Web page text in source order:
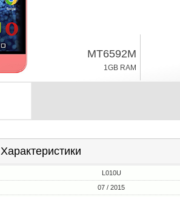
MT6592M
1GB RAM
Характеристики
L010U
07 / 2015